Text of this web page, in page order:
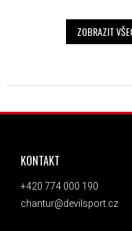
ZOBRAZIT
ZÁPATÍ
KONTAKT
+420 774 000 190
chantur@devilsport.cz